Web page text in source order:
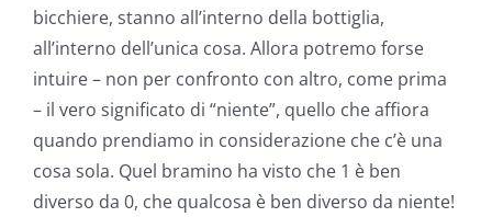
bicchiere, stanno all’interno della bottiglia,
all’interno dell’unica cosa. Allora potremo forse
intuire – non per confronto con altro, come prima
– il vero significato di “niente”, quello che affiora
quando prendiamo in considerazione che c’è una
cosa sola. Quel bramino ha visto che 1 è ben
diverso da 0, che qualcosa è ben diverso da niente!